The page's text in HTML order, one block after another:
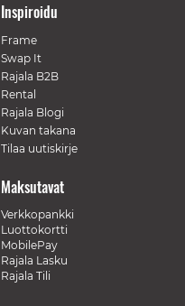
Inspiroidu
Frame
Swap It
Rajala B2B
Rental
Rajala Blogi
Kuvan takana
Tilaa uutiskirje
Maksutavat
Verkkopankki
Luottokortti
MobilePay
Rajala Lasku
Rajala Tili